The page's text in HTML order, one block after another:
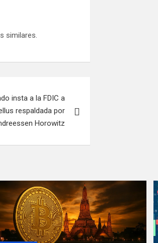
similares.
insta a la FDIC a
respaldada por
Horowitz